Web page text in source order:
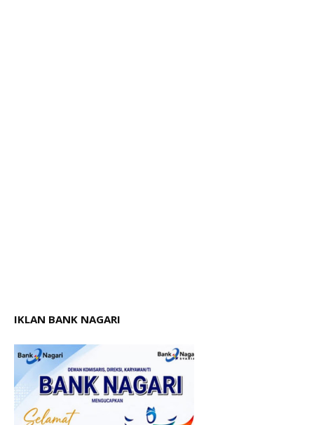
IKLAN BANK NAGARI